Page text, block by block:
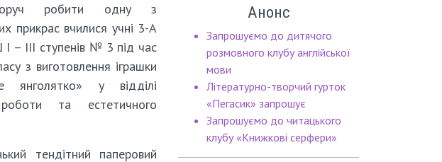
робити одну з
прикрас вчилися учні 3-А
– ІІІ ступенів № 3 під час
з виготовлення іграшки
янголятко» у відділі
та естетичного
тендітний паперовий
Анонс
Запрошуємо до дитячого
розмовного клубу англійської
мови
Літературно-творчий гурток
«Пегасик» запрошує
Запрошуємо до читацького
клубу «Книжкові серфери»